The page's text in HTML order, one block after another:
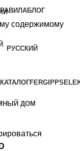
содержимому
БЛОГ
РУССКИЙ
КАТАЛОГFERGIPPS
ДОМ